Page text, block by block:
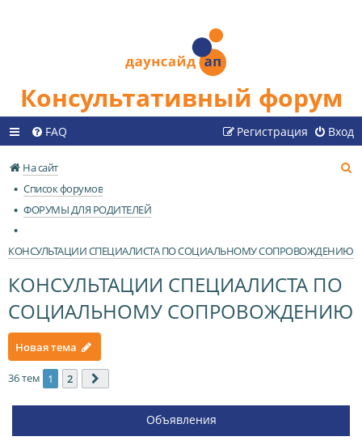
Консультативный форум
FAQ Вход
Регистрация
На сайт
Список форумов
ФОРУМЫ ДЛЯ РОДИТЕЛЕЙ
КОНСУЛЬТАЦИИ СПЕЦИАЛИСТА ПО СОЦИАЛЬНОМУ СОПРОВОЖДЕНИЮ
КОНСУЛЬТАЦИИ СПЕЦИАЛИСТА ПО
СОЦИАЛЬНОМУ СОПРОВОЖДЕНИЮ
Новая тема
36 тем 1 2
Объявления